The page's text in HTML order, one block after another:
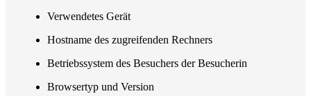
Verwendetes Gerät
Hostname des zugreifenden Rechners
Betriebssystem des Besuchers der Besucherin
Browsertyp und Version